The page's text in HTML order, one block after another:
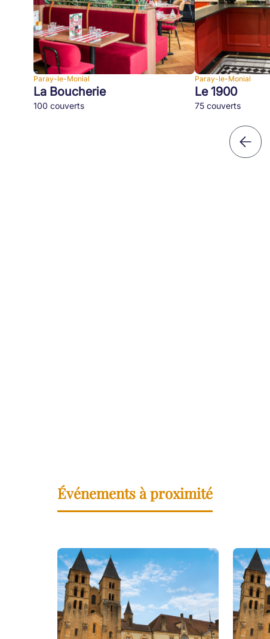
Paray-le-Monial
La Boucherie
100 couverts
Paray-le-Monial
Le 1900
75 couverts
Événements à proximité